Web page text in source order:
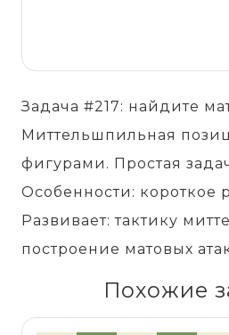
Задача #217: найдите
Миттельшпильная
фигурами. Простая
Особенности: короткое
Развивает: тактику
построение матовых
Похожие